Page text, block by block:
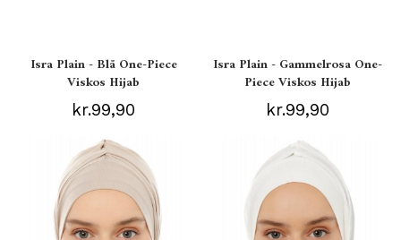
Isra Plain - Blå One-Piece
Viskos Hijab
kr.99,90
Isra Plain - Gammelrosa One-
Piece Viskos Hijab
kr.99,90